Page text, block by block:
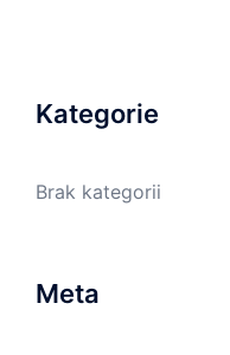
Kategorie
Brak kategorii
Meta